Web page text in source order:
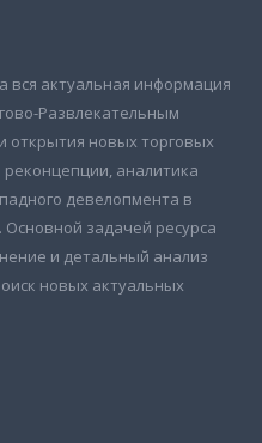
вся актуальная информация
Развлекательным
открытия новых торговых
аналитика
девелопмента в
задачей ресурса
и детальный анализ
новых актуальных